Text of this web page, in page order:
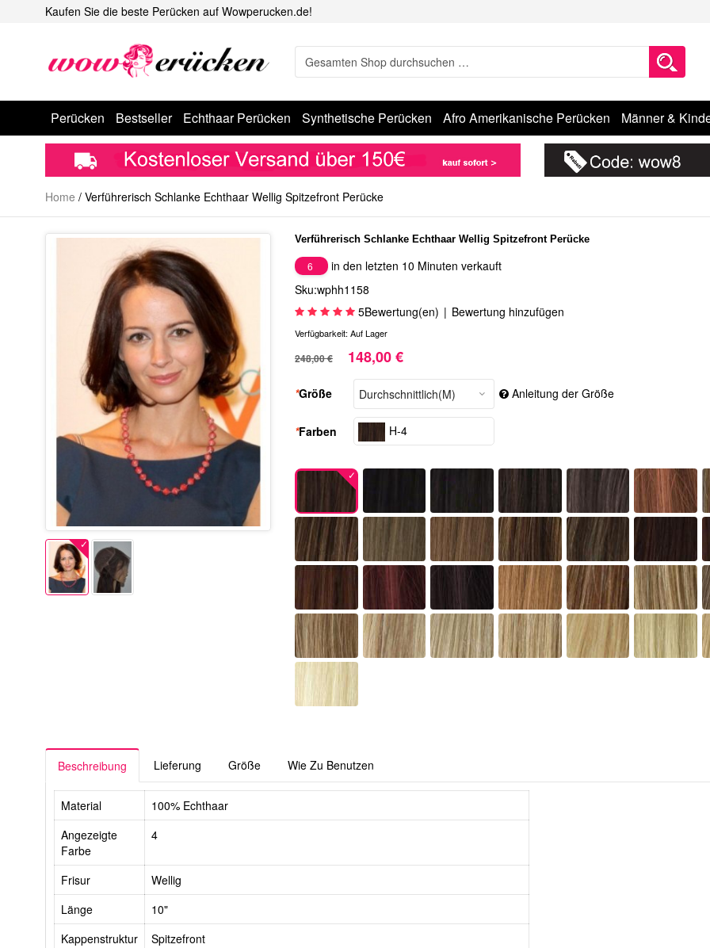
Kaufen Sie die beste Perücken auf Wowperucken.de!
Perücken Bestseller Echthaar Perücken Synthetische Perücken Afro Amerikanische Perücken Männer &
Home / Verführerisch Schlanke Echthaar Wellig Spitzefront Perücke
Verführerisch Schlanke Echthaar Wellig Spitzefront Perücke
6
in den letzten 10 Minuten verkauft
Sku:wphh1158
5Bewertung(en) | Bewertung hinzufügen
Verfügbarkeit: Auf Lager
248,00 € 148,00 €
*Größe Anleitung der Größe
*Farben H-4
Beschreibung Lieferung Größe Wie Zu Benutzen
Material
100% Echthaar
Angezeigte
Farbe
4
Frisur
Wellig
Länge
10"
Kappenstruktur
Spitzefront